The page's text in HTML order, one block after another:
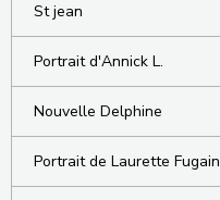
St jean
Portrait d'Annick L.
Nouvelle Delphine
Portrait de Laurette Fugain